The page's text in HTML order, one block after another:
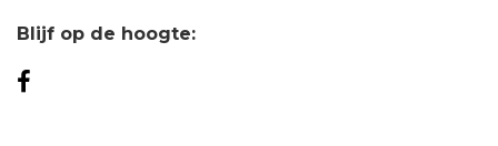
Blijf op de hoogte: